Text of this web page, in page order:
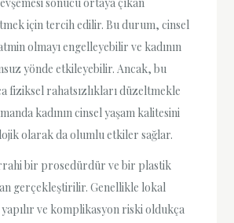
için tercih edilir. Bu durum, cinsel
olmayı engelleyebilir ve kadının
yönde etkileyebilir. Ancak, bu
fiziksel rahatsızlıkları düzeltmekle
kadının cinsel yaşam kalitesini
olarak da olumlu etkiler sağlar.
bir prosedürdür ve bir plastik
gerçekleştirilir. Genellikle lokal
yapılır ve komplikasyon riski oldukça